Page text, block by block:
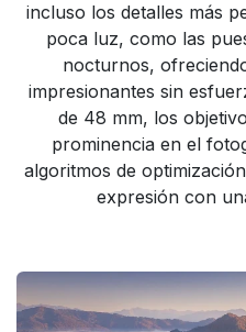
incluso los detalles más
poca luz, como las
nocturnos,
impresionantes sin
de 48 mm, los
prominencia en el
algoritmos de
expresión con